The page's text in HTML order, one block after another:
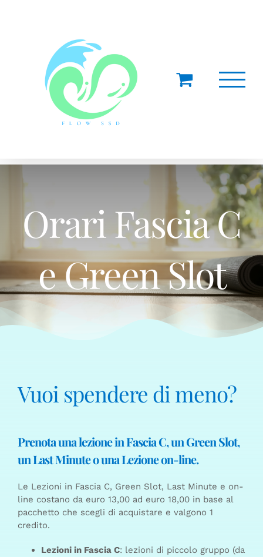
Orari Fascia C
e Green Slot
Vuoi spendere di meno?
Prenota una lezione in Fascia C, un Green Slot,
un Last Minute o una Lezione on-line.
Le Lezioni in Fascia C, Green Slot, Last Minute e on-
line costano da euro 13,00 ad euro 18,00 in base al
pacchetto che scegli di acquistare e valgono 1
credito.
Lezioni in Fascia C: lezioni di piccolo gruppo (da